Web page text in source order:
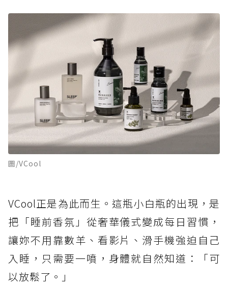
圖/VCool
VCool正是為此而生。這瓶小白瓶的出現，是
把「睡前香氛」從奢華儀式變成每日習慣，
讓妳不用靠數羊、看影片、滑手機強迫自己
入睡，只需要一噴，身體就自然知道：「可
以放鬆了。」